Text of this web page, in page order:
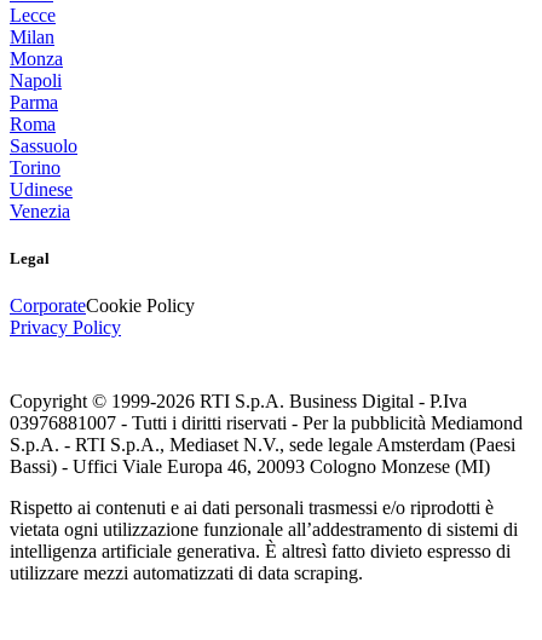
Lecce
Milan
Monza
Napoli
Parma
Roma
Sassuolo
Torino
Udinese
Venezia
Legal
CorporateCookie Policy
Privacy Policy
Copyright © 1999-2026 RTI S.p.A. Business Digital - P.Iva
03976881007 - Tutti i diritti riservati - Per la pubblicità Mediamond
S.p.A. - RTI S.p.A., Mediaset N.V., sede legale Amsterdam (Paesi
Bassi) - Uffici Viale Europa 46, 20093 Cologno Monzese (MI)
Rispetto ai contenuti e ai dati personali trasmessi e/o riprodotti è
vietata ogni utilizzazione funzionale all’addestramento di sistemi di
intelligenza artificiale generativa. È altresì fatto divieto espresso di
utilizzare mezzi automatizzati di data scraping.